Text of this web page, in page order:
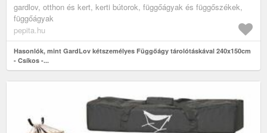
gardlov, otthon és kert, kerti bútorok, függőágyak és függőszékek,
függőágyak
pepita.hu
Hasonlók, mint GardLov kétszemélyes Függőágy tárolótáskával 240x150cm
- Csíkos -...